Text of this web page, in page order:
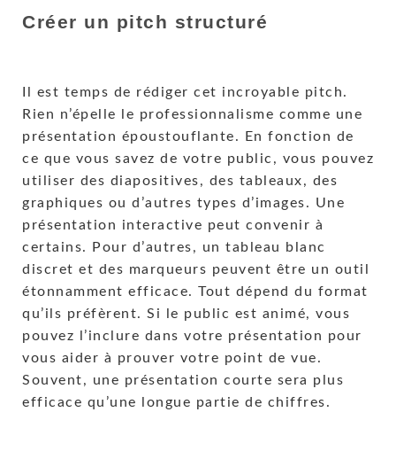
Créer un pitch structuré
Il est temps de rédiger cet incroyable pitch.
Rien n’épelle le professionnalisme comme une
présentation époustouflante. En fonction de
ce que vous savez de votre public, vous pouvez
utiliser des diapositives, des tableaux, des
graphiques ou d’autres types d’images. Une
présentation interactive peut convenir à
certains. Pour d’autres, un tableau blanc
discret et des marqueurs peuvent être un outil
étonnamment efficace. Tout dépend du format
qu’ils préfèrent. Si le public est animé, vous
pouvez l’inclure dans votre présentation pour
vous aider à prouver votre point de vue.
Souvent, une présentation courte sera plus
efficace qu’une longue partie de chiffres.